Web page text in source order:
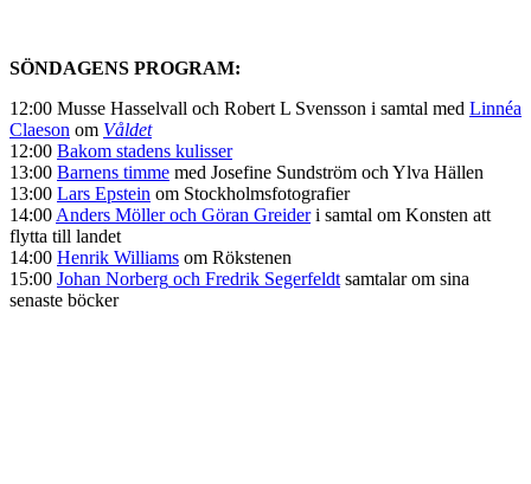
SÖNDAGENS PROGRAM:
12:00 Musse Hasselvall och Robert L Svensson i samtal med Linnéa
Claeson om Våldet
12:00 Bakom stadens kulisser
13:00 Barnens timme med Josefine Sundström och Ylva Hällen
13:00 Lars Epstein om Stockholmsfotografier
14:00Anders Möller och Göran Greideri samtal om Konsten att
flytta till landet
14:00 Henrik Williams om Rökstenen
15:00 Johan Norberg och Fredrik Segerfeldtsamtalar om sina
senaste böcker